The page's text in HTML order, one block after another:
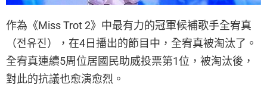
作為《Miss Trot 2》中最有力的冠軍候補歌手全宥真
（전유진），在4日播出的節目中，全宥真被淘汰了。
全宥真連續5周位居國民助威投票第1位，被淘汰後，
對此的抗議也愈演愈烈。